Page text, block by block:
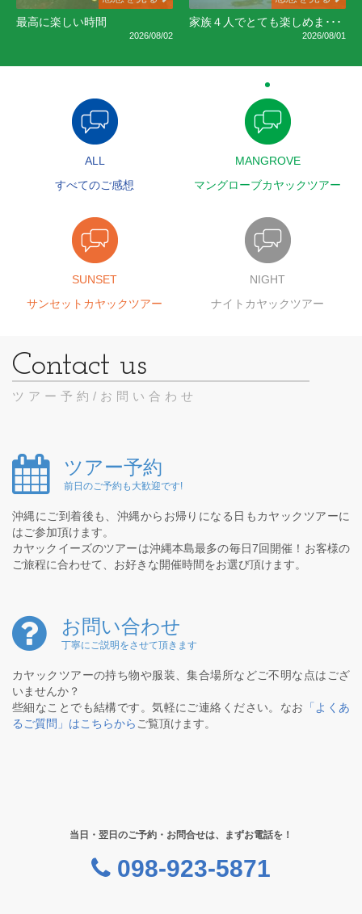
最高に楽しい時間
2026/08/02
家族４人でとても楽しめま･･･
2026/08/01
ALL
すべてのご感想
MANGROVE
マングローブカヤックツアー
SUNSET
サンセットカヤックツアー
NIGHT
ナイトカヤックツアー
ツアー予約/お問い合わせ
ツアー予約
前日のご予約も大歓迎です!
沖縄にご到着後も、沖縄からお帰りになる日もカヤックツアーに
はご参加頂けます。
カヤックイーズのツアーは沖縄本島最多の毎日7回開催！お客様の
ご旅程に合わせて、お好きな開催時間をお選び頂けます。
お問い合わせ
丁寧にご説明をさせて頂きます
カヤックツアーの持ち物や服装、集合場所などご不明な点はござ
いませんか？
些細なことでも結構です。気軽にご連絡ください。なお
「よくあ
るご質問」はこちらから ご覧頂けます。
当日・翌日のご予約・お問合せは、まずお電話を！
098-923-5871